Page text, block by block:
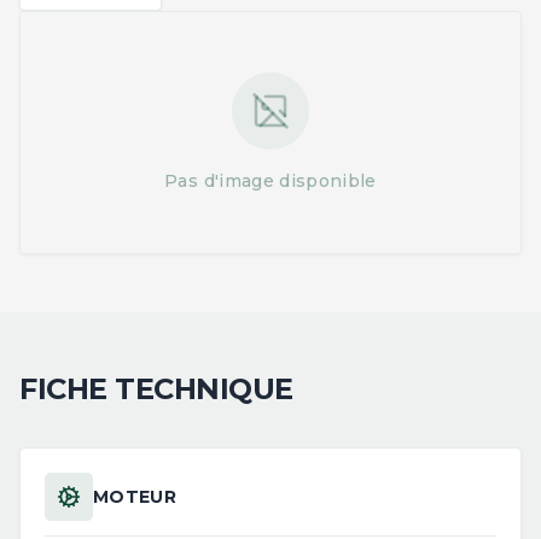
Pas d'image disponible
FICHE TECHNIQUE
MOTEUR